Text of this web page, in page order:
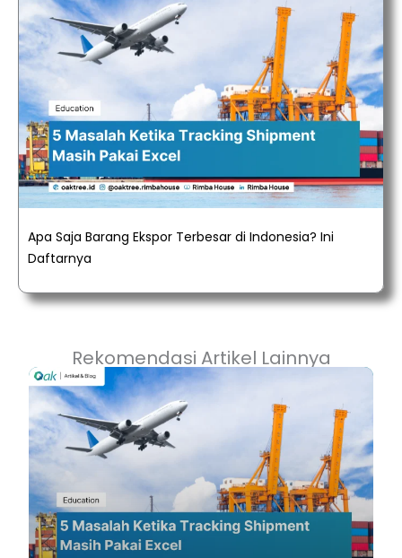
Apa Saja Barang Ekspor Terbesar di Indonesia? Ini
Daftarnya
Rekomendasi Artikel Lainnya